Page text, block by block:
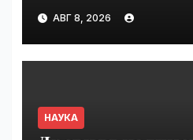
ранее
АВГ 8, 2026
НАУКА